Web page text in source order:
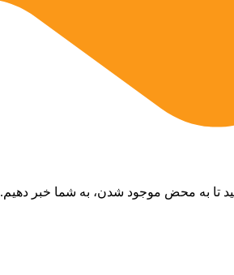
تا به محض موجود شدن، به شما خبر دهیم.